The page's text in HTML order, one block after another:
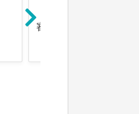
審視評估解決方案的學